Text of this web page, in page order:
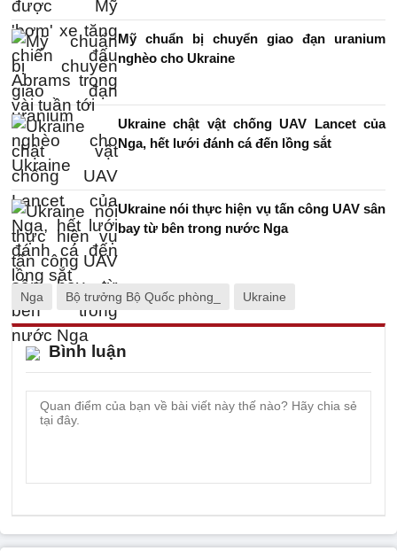
Mỹ chuẩn bị chuyển giao đạn uranium
nghèo cho Ukraine
Ukraine chật vật chống UAV Lancet của
Nga, hết lưới đánh cá đến lồng sắt
Ukraine nói thực hiện vụ tấn công UAV sân
bay từ bên trong nước Nga
Nga Bộ trưởng Bộ Quốc phòng_ Ukraine
Bình luận